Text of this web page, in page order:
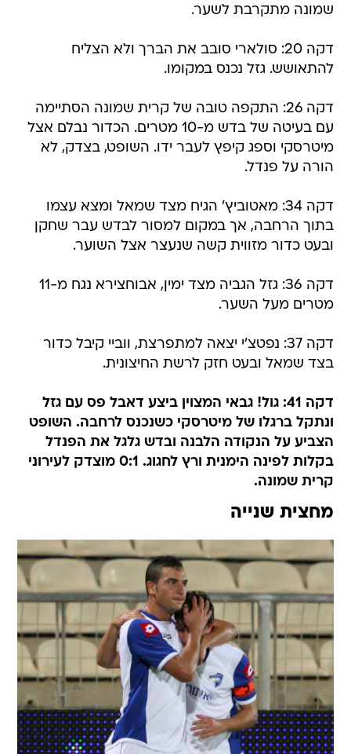
דקה 20: סולארי סובב את הברך ולא הצליח
דקה 26: התקפה טובה של קרית שמונה הסתיימה
מיטרסקי וספג קיפץ לעבר ידו. השופט, בצדק, לא
הורה על פנדל.
דקה 34: מאטוביץ' הגיח מצד שמאל ומצא עצמו
ובעט כדור מזווית קשה שנעצר אצל השוער.
דקה 37: נפטצ'י יצאה למתפרצת, ווביי קיבל כדור
דקה 41: גול! גבאי המצוין ביצע דאבל פס עם גזל
הצביע על הנקודה הלבנה ובדש גלגל את הפנדל
בקלות לפינה הימנית ורץ לחגוג. 0:1 מוצדק לעירוני
קרית שמונה.
מחצית שנייה